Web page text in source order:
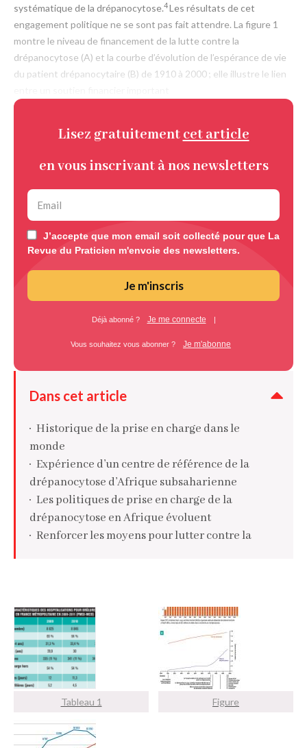
systématique de la drépanocytose.4Les résultats de cet
engagement politique ne se sont pas fait attendre. La figure 1
montre le niveau de financement de la lutte contre la
drépanocytose (A) et la courbe d’évolution de l’espérance de vie
du patient drépanocytaire (B) de 1910 à 2000 ; elle illustre le lien
Lisez gratuitement cet article
en vous inscrivant à nos newsletters
J’accepte que mon email soit collecté pour que La
Revue du Praticien m'envoie des newsletters.
Je m'inscris
Déjà abonné ? Je me connecte |
Vous souhaitez vous abonner ? Je m'abonne
Dans cet article
Historique de la prise en charge dans le
monde
Expérience d’un centre de référence de la
drépanocytose d’Afrique subsaharienne
Les politiques de prise en charge de la
drépanocytose en Afrique évoluent
Renforcer les moyens pour lutter contre la
Tableau 1 Figure